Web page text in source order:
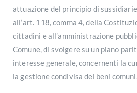
attuazione del principio di
all’art. 118, comma 4, della
cittadini e all’amministrazione
Comune, di svolgere su un piano
interesse generale, concernenti la
la gestione condivisa dei beni comuni.